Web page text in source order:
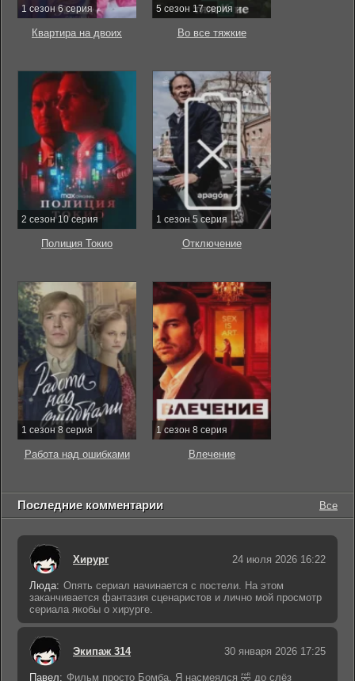
1 сезон 6 серия
Квартира на двоих
5 сезон 17 серия
Во все тяжкие
2 сезон 10 серия
Полиция Токио
1 сезон 5 серия
Отключение
1 сезон 8 серия
Работа над ошибками
1 сезон 8 серия
Влечение
Последние комментарии Все
Хирург 24 июля 2026 16:22
Люда: Опять сериал начинается с постели. На этом
заканчивается фантазия сценаристов и лично мой просмотр
сериала якобы о хирурге.
Экипаж 314 30 января 2026 17:25
Павел: Фильм просто Бомба. Я насмеялся 🤣 до слёз